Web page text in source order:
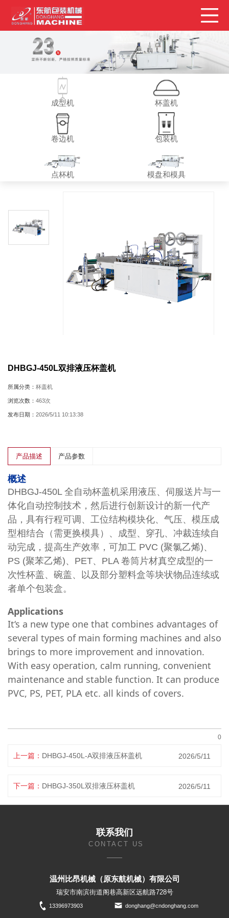
成型机 杯盖机
卷边机 包装机
点杯机 模盘和模具
DHBGJ-450L双排液压杯盖机
所属分类： 杯盖机
浏览次数： 463次
发布日期： 2026/5/11 10:13:38
产品描述 产品参数
概述
DHBGJ-450L 全自动杯盖机采用液压、伺服送片与一
体化自动控制技术，然后进行创新设计的新一代产
品，具有行程可调、工位结构模块化、气压、模压成
型相结合（需更换模具）、成型、穿孔、冲裁连续自
动完成，提高生产效率，可加工 PVC (聚氯乙烯)、
PS (聚苯乙烯)、PET、PLA 卷筒片材真空成型的一
次性杯盖、碗盖、以及部分塑料盒等块状物品连续或
者单个包装盒。
Applications
It‘s a new type one that combines advantages of
several types of main forming machines and also
brings to more improvement and innovation.
With easy operation, calm running, convenient
maintenance and stable function. It can produce
PVC, PS, PET, PLA etc. all kinds of covers.
0
上一篇： DHBGJ-450L-A双排液压杯盖机 2026/5/11
下一篇： DHBGJ-350L双排液压杯盖机 2026/5/11
联系我们
CONTACT US
温州比昂机械（原东航机械）有限公司
瑞安市南滨街道阁巷高新区远航路728号
13396973903 donghang@cndonghang.com